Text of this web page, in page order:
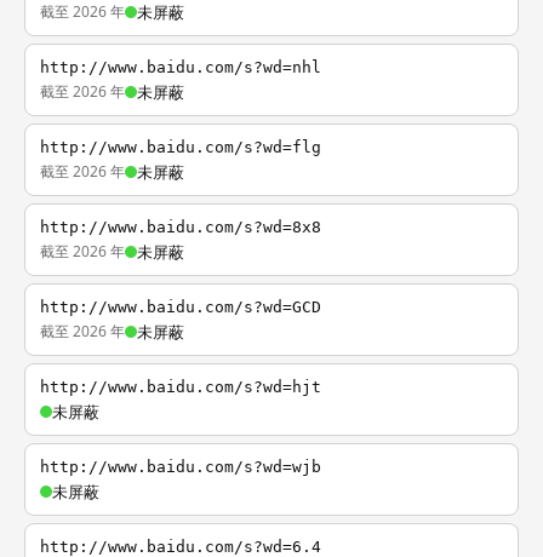
截至 2026 年 未屏蔽
http://www.baidu.com/s?wd=nhl
截至 2026 年 未屏蔽
http://www.baidu.com/s?wd=flg
截至 2026 年 未屏蔽
http://www.baidu.com/s?wd=8x8
截至 2026 年 未屏蔽
http://www.baidu.com/s?wd=GCD
截至 2026 年 未屏蔽
http://www.baidu.com/s?wd=hjt
未屏蔽
http://www.baidu.com/s?wd=wjb
未屏蔽
http://www.baidu.com/s?wd=6.4